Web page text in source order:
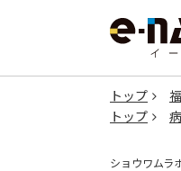
トップ
トップ
ショウワムラ